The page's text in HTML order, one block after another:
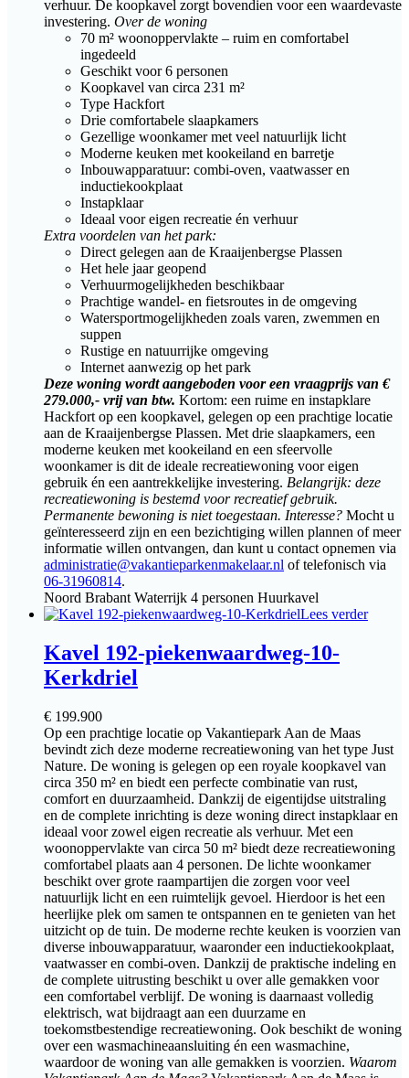
verhuur. De koopkavel zorgt bovendien voor een waardevaste
investering. Over de woning
70 m² woonoppervlakte – ruim en comfortabel
ingedeeld
Geschikt voor 6 personen
Koopkavel van circa 231 m²
Type Hackfort
Drie comfortabele slaapkamers
Gezellige woonkamer met veel natuurlijk licht
Moderne keuken met kookeiland en barretje
Inbouwapparatuur: combi-oven, vaatwasser en
inductiekookplaat
Instapklaar
Ideaal voor eigen recreatie én verhuur
Extra voordelen van het park:
Direct gelegen aan de Kraaijenbergse Plassen
Het hele jaar geopend
Verhuurmogelijkheden beschikbaar
Prachtige wandel- en fietsroutes in de omgeving
Watersportmogelijkheden zoals varen, zwemmen en
suppen
Rustige en natuurrijke omgeving
Internet aanwezig op het park
Deze woning wordt aangeboden voor een vraagprijs van €
279.000,- vrij van btw. Kortom: een ruime en instapklare
Hackfort op een koopkavel, gelegen op een prachtige locatie
aan de Kraaijenbergse Plassen. Met drie slaapkamers, een
moderne keuken met kookeiland en een sfeervolle
woonkamer is dit de ideale recreatiewoning voor eigen
gebruik én een aantrekkelijke investering. Belangrijk: deze
recreatiewoning is bestemd voor recreatief gebruik.
Permanente bewoning is niet toegestaan. Interesse? Mocht u
geïnteresseerd zijn en een bezichtiging willen plannen of meer
informatie willen ontvangen, dan kunt u contact opnemen via
administratie@vakantieparkenmakelaar.nl of telefonisch via
06-31960814.
Noord Brabant Waterrijk 4 personen Huurkavel
Lees verder
Kavel 192-piekenwaardweg-10-
Kerkdriel
€ 199.900
Op een prachtige locatie op Vakantiepark Aan de Maas
bevindt zich deze moderne recreatiewoning van het type Just
Nature. De woning is gelegen op een royale koopkavel van
circa 350 m² en biedt een perfecte combinatie van rust,
comfort en duurzaamheid. Dankzij de eigentijdse uitstraling
en de complete inrichting is deze woning direct instapklaar en
ideaal voor zowel eigen recreatie als verhuur. Met een
woonoppervlakte van circa 50 m² biedt deze recreatiewoning
comfortabel plaats aan 4 personen. De lichte woonkamer
beschikt over grote raampartijen die zorgen voor veel
natuurlijk licht en een ruimtelijk gevoel. Hierdoor is het een
heerlijke plek om samen te ontspannen en te genieten van het
uitzicht op de tuin. De moderne rechte keuken is voorzien van
diverse inbouwapparatuur, waaronder een inductiekookplaat,
vaatwasser en combi-oven. Dankzij de praktische indeling en
de complete uitrusting beschikt u over alle gemakken voor
een comfortabel verblijf. De woning is daarnaast volledig
elektrisch, wat bijdraagt aan een duurzame en
toekomstbestendige recreatiewoning. Ook beschikt de woning
over een wasmachineaansluiting én een wasmachine,
waardoor de woning van alle gemakken is voorzien. Waarom